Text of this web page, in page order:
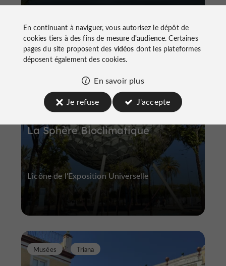
La Sphère Bioclimatique
B
âtiments et Monuments Historiques L
a Cartuja
L'icône de l'Exposition Universelle
Musées Triana
En continuant à naviguer, vous autorisez le dépôt de
cookies tiers à des fins de mesure d'audience. Certaines
pages du site proposent des vidéos dont les plateformes
déposent également des cookies.
En savoir plus
Je refuse
J'accepte